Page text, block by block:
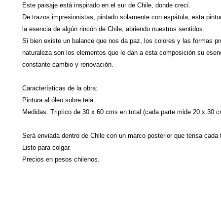
Este paisaje está inspirado en el sur de Chile, donde crecí.
De trazos impresionistas, pintado solamente con espátula, esta
la esencia de algún rincón de Chile, abriendo nuestros sentidos.
Si bien existe un balance que nos da paz, los colores y las formas
naturaleza son los elementos que le dan a esta composición su
constante cambio y renovación.
Características de la obra:
Pintura al óleo sobre tela
Medidas: Triptico de 30 x 60 cms en total (cada parte mide 20 x 30
Será enviada dentro de Chile con un marco posterior que tensa cada
Listo para colgar.
Precios en pesos chilenos.